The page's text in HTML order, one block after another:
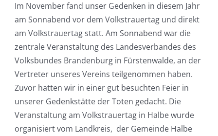
Im November fand unser Gedenken in diesem Jahr
am Sonnabend vor dem Volkstrauertag und direkt
am Volkstrauertag statt. Am Sonnabend war die
zentrale Veranstaltung des Landesverbandes des
Volksbundes Brandenburg in Fürstenwalde, an der
Vertreter unseres Vereins teilgenommen haben.
Zuvor hatten wir in einer gut besuchten Feier in
unserer Gedenkstätte der Toten gedacht. Die
Veranstaltung am Volkstrauertag in Halbe wurde
organisiert vom Landkreis, der Gemeinde Halbe